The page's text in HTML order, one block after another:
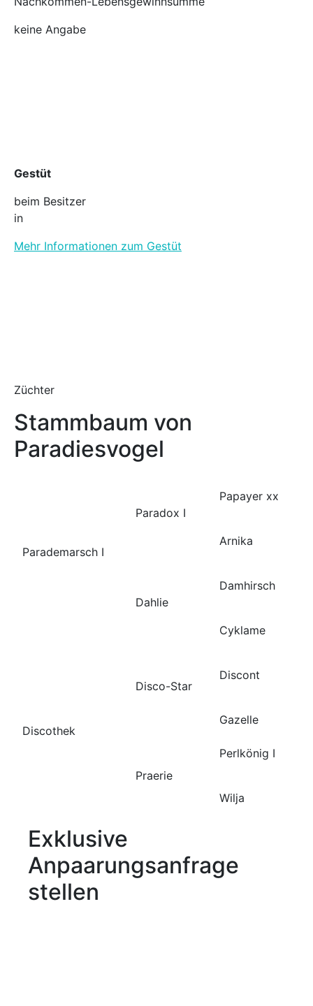
keine Angabe
Gestüt
beim Besitzer
in
Mehr Informationen zum Gestüt
Züchter
Stammbaum von
Paradiesvogel
Parademarsch I
Paradox I
Papayer xx
Arnika
Dahlie
Damhirsch
Cyklame
Discothek
Disco-Star
Discont
Gazelle
Praerie
Perlkönig I
Wilja
Exklusive
Anpaarungsanfrage
stellen